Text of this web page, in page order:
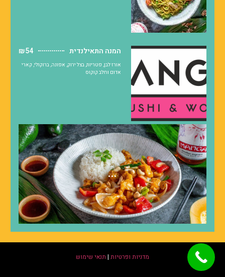
המנה התאילנדית ₪54
אורז לבן, פטריות, בצל ירוק, אפונה, ברוקולי, קארי
אדום וחלב קוקוס
...
מדניות ופרטיות | תנאי שימוש